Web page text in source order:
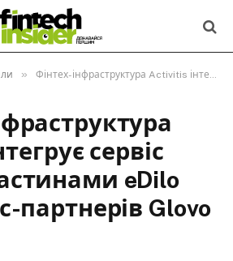
» Фінтех-інфраструктура Activitis інтегрує сервіс оплати частинами eDilo для бізнес-партнерів Glovo в Україні
сервіс
eDilo
партнерів Glovo